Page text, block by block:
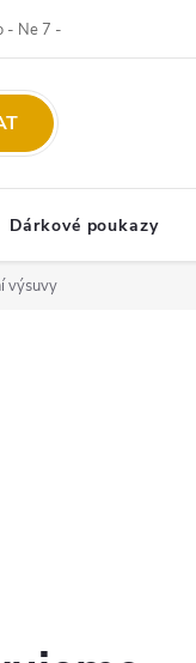
- Ne 7 -
prodej | Výkup zboží
Dárkové poukazy
výsuvy